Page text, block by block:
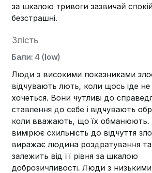
за шкалою тривоги зазвичай
безстрашні.
Злість
Бали: 4 (low)
Люди з високими показниками
відчувають лють, коли щось іде не
хочеться. Вони чутливі до
ставлення до себе і відчувають
коли вважають, що їх обманюють.
вимірює схильність до відчуття
виражає людина роздратування
залежить від її рівня за шкалою
доброзичливості. Люди з